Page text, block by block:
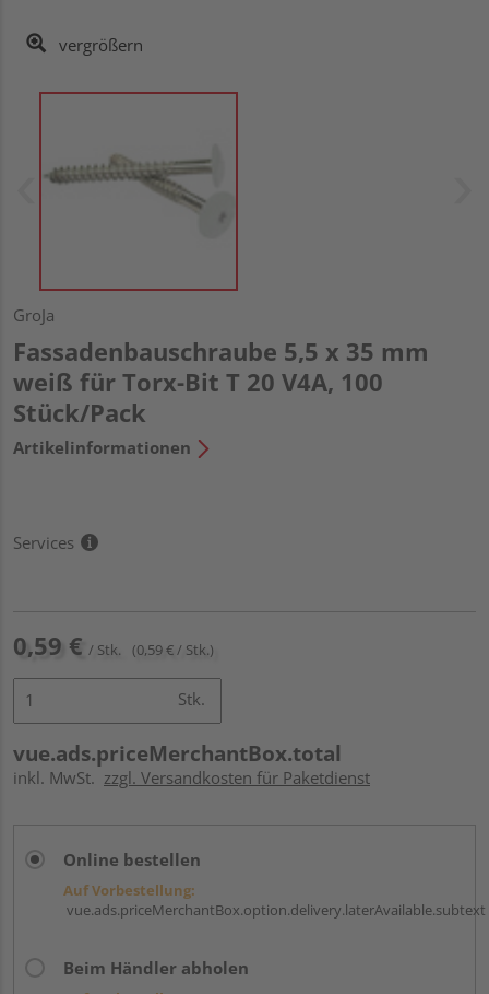
vergrößern
GroJa
Fassadenbauschraube 5,5 x 35 mm
weiß für Torx-Bit T 20 V4A, 100
Stück/Pack
Artikelinformationen
Services
0,59 € / Stk. (0,59 € / Stk.)
Stk.
vue.ads.priceMerchantBox.total
inkl. MwSt. zzgl. Versandkosten für Paketdienst
Online bestellen
Auf Vorbestellung:
vue.ads.priceMerchantBox.option.delivery.laterAvailable.subtext
Beim Händler abholen